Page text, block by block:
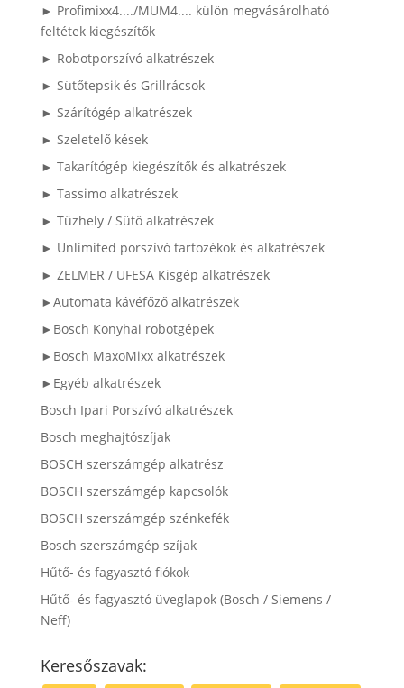
► Profimixx4..../MUM4.... külön megvásárolható
feltétek kiegészítők
► Robotporszívó alkatrészek
► Sütőtepsik és Grillrácsok
► Szárítógép alkatrészek
► Szeletelő kések
► Takarítógép kiegészítők és alkatrészek
► Tassimo alkatrészek
► Tűzhely / Sütő alkatrészek
► Unlimited porszívó tartozékok és alkatrészek
► ZELMER / UFESA Kisgép alkatrészek
►Automata kávéfőző alkatrészek
►Bosch Konyhai robotgépek
►Bosch MaxoMixx alkatrészek
►Egyéb alkatrészek
Bosch Ipari Porszívó alkatrészek
Bosch meghajtószíjak
BOSCH szerszámgép alkatrész
BOSCH szerszámgép kapcsolók
BOSCH szerszámgép szénkefék
Bosch szerszámgép szíjak
Hűtő- és fagyasztó fiókok
Hűtő- és fagyasztó üveglapok (Bosch / Siemens /
Neff)
Keresőszavak: